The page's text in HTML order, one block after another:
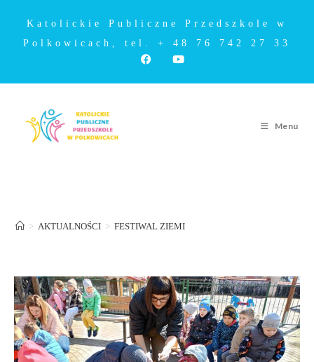
Katolickie Publiczne Przedszkole w
Polkowicach, tel. + 48 76 742 27 33
Menu
> AKTUALNOŚCI > FESTIWAL ZIEMI